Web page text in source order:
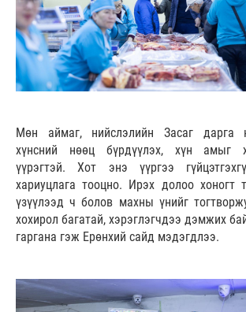
Мөн аймаг, нийслэлийн Засаг дарга
хүнсний нөөц бүрдүүлэх, хүн амыг
үүрэгтэй. Хот энэ үүргээ
хариуцлага тооцно. Ирэх долоо хоногт
үзүүлээд ч болов махны үнийг
хохирол багатай, хэрэглэгчдээ дэмжих
гаргана гэж Ерөнхий сайд мэдэгдлээ.